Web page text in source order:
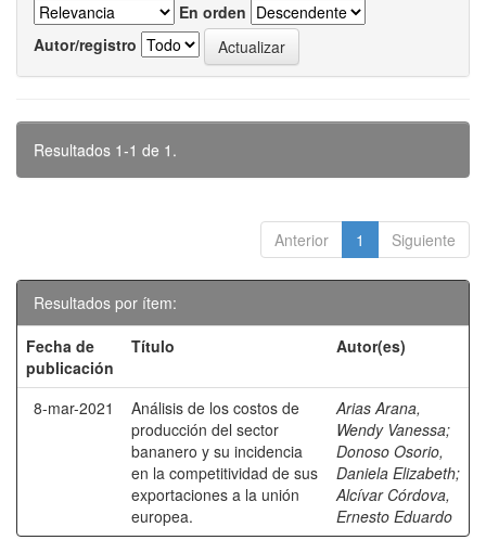
En orden
Autor/registro
Resultados 1-1 de 1.
Anterior 1 Siguiente
Resultados por ítem:
Fecha de
publicación
Título Autor(es)
8-mar-2021
Análisis de los costos de
producción del sector
bananero y su incidencia
en la competitividad de sus
exportaciones a la unión
europea.
Arias Arana,
Wendy Vanessa;
Donoso Osorio,
Daniela Elizabeth;
Alcívar Córdova,
Ernesto Eduardo